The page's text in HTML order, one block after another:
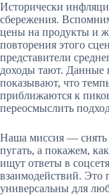
Исторически
сбережения.
цены на продукты и
повторения этого
представители
доходы тают. Данные
показывают, что
приближаются к
переосмыслить
Наша миссия — снять
пугать, а покажем,
ищут ответы в
взаимодействий. Это
универсальны для